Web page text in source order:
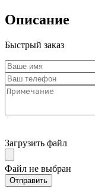
Описание
Быстрый заказ
Загрузить файл
Файл не выбран